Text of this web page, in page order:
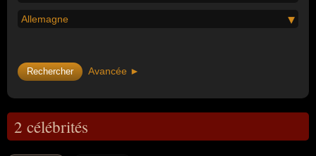
Allemagne
Avancée ►
2 célébrités